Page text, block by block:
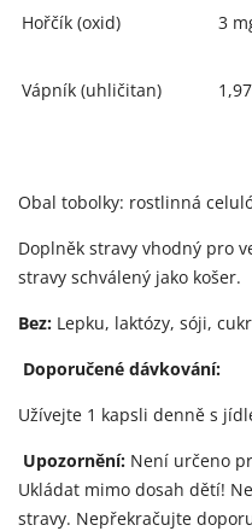
Hořčík (oxid) 3
Vápník (uhličitan)
Obal tobolky: rostlinná
Doplněk stravy vhodný pro
stravy schválený jako košer.
Bez: Lepku, laktózy, sóji,
Doporučené dávkování:
Užívejte 1 kapsli denně s
Upozornění: Není určeno
Ukládat mimo dosah dětí!
stravy. Nepřekračujte